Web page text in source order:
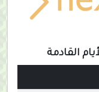
القادمة